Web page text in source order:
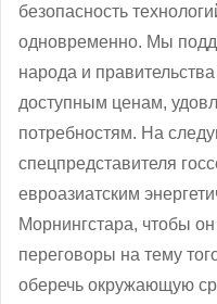
безопасность
одновременно. Мы
народа и
доступным ценам,
потребностям. На
спецпредставителя
евроазиатским
Морнингстара, чтобы
переговоры на тему
оберечь окружающую